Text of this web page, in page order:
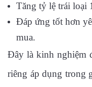
Tăng tỷ lệ trái loại
Đáp ứng tốt hơn
mua.
Đây là kinh nghiệm
riêng áp dụng trong